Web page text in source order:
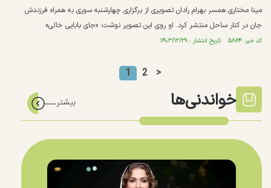
مینا مختاری همسر بهرام رادان تصویری از برگزاری چهارشنبه سوری به همراه فرزندش
جان در کنار ساحل منتشر کرد. او روی این تصویر نوشت: «جای بابایی خالی»
کد خبر: ۵۸۶۴ تاریخ انتشار : ۱۴۰۳/۱۲/۲۹
1 2 >
خواندنی‌ها